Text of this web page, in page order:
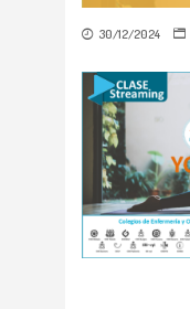
30/12/2024